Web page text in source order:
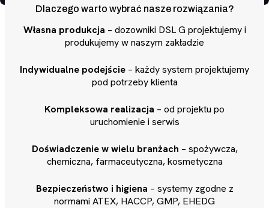
Dlaczego warto wybrać nasze rozwiązania?
Własna produkcja – dozowniki DSL G projektujemy i
produkujemy w naszym zakładzie
Indywidualne podejście – każdy system projektujemy
pod potrzeby klienta
Kompleksowa realizacja – od projektu po
uruchomienie i serwis
Doświadczenie w wielu branżach – spożywcza,
chemiczna, farmaceutyczna, kosmetyczna
Bezpieczeństwo i higiena – systemy zgodne z
normami ATEX, HACCP, GMP, EHEDG